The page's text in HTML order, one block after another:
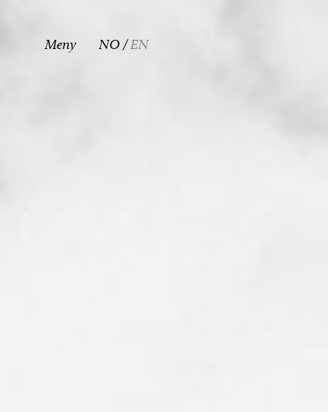
Meny NO EN